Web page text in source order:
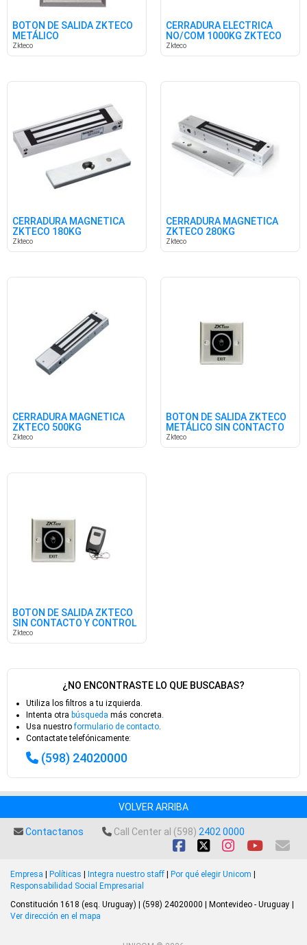
BOTON DE SALIDA ZKTECO
METÁLICO
Zkteco
CERRADURA ELÉCTRICA
NO/COM 1000KG ZKTECO
Zkteco
CERRADURA MAGNÉTICA
ZKTECO 180KG
Zkteco
CERRADURA MAGNÉTICA
ZKTECO 280KG
Zkteco
CERRADURA MAGNÉTICA
ZKTECO 500KG
Zkteco
BOTON DE SALIDA ZKTECO
METÁLICO SIN CONTACTO
Zkteco
BOTON DE SALIDA ZKTECO
SIN CONTACTO Y CONTROL
Zkteco
¿NO ENCONTRASTE LO QUE BUSCABAS?
Utiliza los filtros a tu izquierda.
Intenta otra búsqueda más concreta.
Usa nuestroformulario de contacto.
Contactate telefónicamente:
(598) 24020000
VOLVER ARRIBA
Contactanos Call Center al (598) 2402 0000
Empresa Políticas Integra nuestro staff Por qué elegir Unicom
Responsabilidad Social Empresarial
Constitución 1618 (esq. Uruguay) | (598) 24020000 | Montevideo - Uruguay |
Ver dirección en el mapa